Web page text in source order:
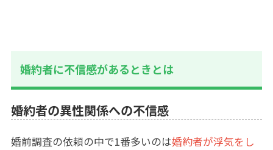
婚約者に不信感があるときとは
婚約者の異性関係への不信感
婚前調査の依頼の中で1番多いのは婚約者が浮気をし